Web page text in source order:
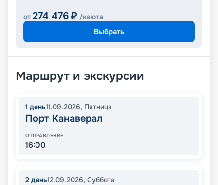
от 274 476 ₽ /каюта
Выбрать
Маршрут и экскурсии
1 день11.09.2026, Пятница
Порт Канаверал
ОТПРАВЛЕНИЕ
16:00
2 день12.09.2026, Суббота